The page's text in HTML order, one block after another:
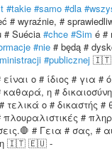
#takie #samo #dla
# wyraźnie, #
# Suécia #chce #Sim é #
#nie # będą #
#publicznej 🇮🇹
ο # ίδιος # για #
καθαρά, η #
τελικά ο # δικαστής #
πλουραλιστικές #
# Γεια # σας, #
🇮🇹 🇪🇺 -